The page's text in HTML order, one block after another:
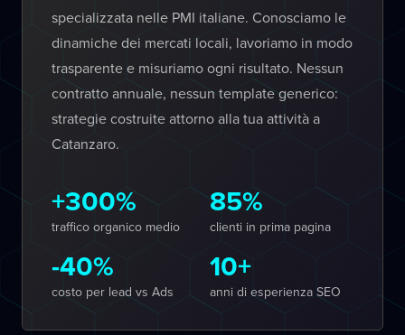
specializzata nelle PMI italiane. Conosciamo le
dinamiche dei mercati locali, lavoriamo in modo
trasparente e misuriamo ogni risultato. Nessun
contratto annuale, nessun template generico:
strategie costruite attorno alla tua attività a
Catanzaro.
+300%
traffico organico medio
85%
clienti in prima pagina
-40%
costo per lead vs Ads
10+
anni di esperienza SEO